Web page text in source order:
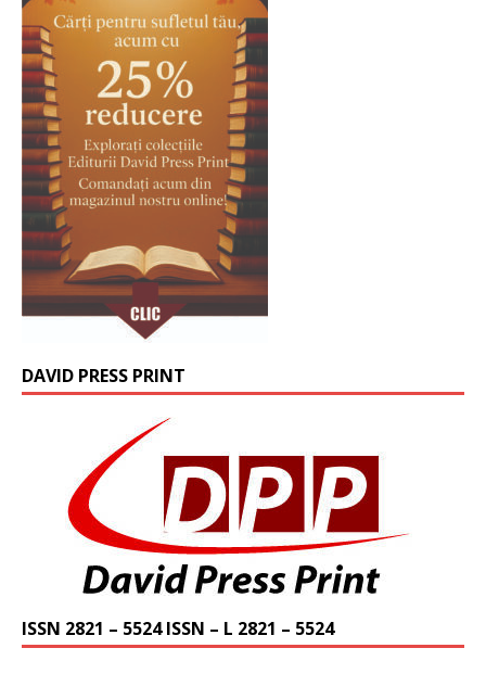
DAVID PRESS PRINT
ISSN 2821 – 5524 ISSN – L 2821 – 5524